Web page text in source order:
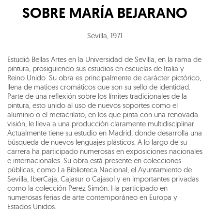
SOBRE MARÍA BEJARANO
Sevilla, 1971
Estudió Bellas Artes en la Universidad de Sevilla, en la rama de
pintura, prosiguiendo sus estudios en escuelas de Italia y
Reino Unido. Su obra es principalmente de carácter pictórico,
llena de matices cromáticos que son su sello de identidad.
Parte de una reflexión sobre los límites tradicionales de la
pintura, esto unido al uso de nuevos soportes como el
aluminio o el metacrilato, en los que pinta con una renovada
visión, le lleva a una producción claramente multidisciplinar.
Actualmente tiene su estudio en Madrid, donde desarrolla una
búsqueda de nuevos lenguajes plásticos. A lo largo de su
carrera ha participado numerosas en exposiciones nacionales
e internacionales. Su obra está presente en colecciones
públicas, como La Biblioteca Nacional, el Ayuntamiento de
Sevilla, IberCaja, Cajasur o Cajasol y en importantes privadas
como la colección Perez Simón. Ha participado en
numerosas ferias de arte contemporáneo en Europa y
Estados Unidos.